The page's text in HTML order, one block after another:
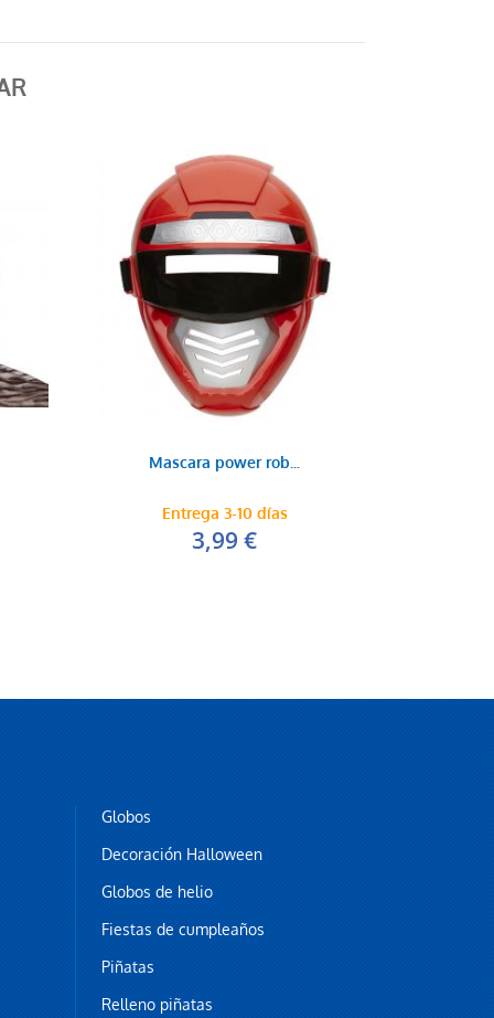
Mascara power rob...
Entrega 3-10 días
3,99 €
Globos
Decoración Halloween
Globos de helio
Fiestas de cumpleaños
Piñatas
Relleno piñatas